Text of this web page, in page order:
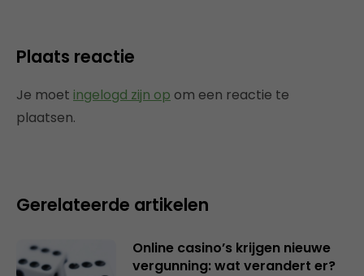
Plaats reactie
Je moet ingelogd zijn op om een reactie te
plaatsen.
Gerelateerde artikelen
Online casino’s krijgen nieuwe
vergunning: wat verandert er?